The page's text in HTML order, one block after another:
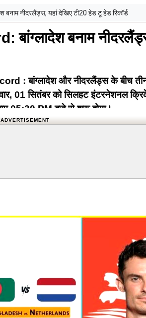
नीदरलैंड्स, यहां देखिए टी20 हेड टू हेड रिकॉर्ड
बनाम
बांग्लादेश और नीदरलैंड्स के बीच तीन
01 सितंबर को सिलहट इंटरनेशनल
05:30 PM बजे से शुरू होगा।
ADVERTISEMENT